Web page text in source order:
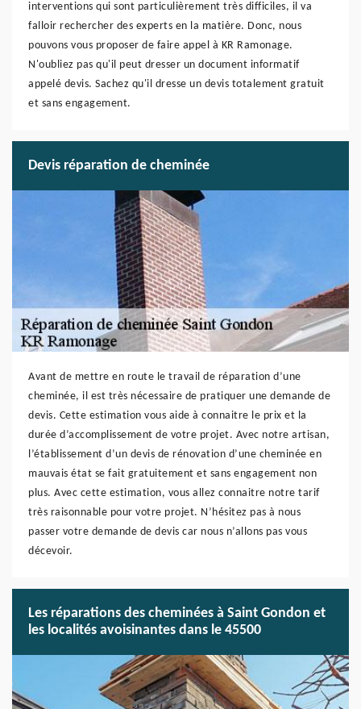
interventions qui sont particulièrement très difficiles, il va
falloir rechercher des experts en la matière. Donc, nous
pouvons vous proposer de faire appel à KR Ramonage.
N'oubliez pas qu'il peut dresser un document informatif
appelé devis. Sachez qu'il dresse un devis totalement gratuit
et sans engagement.
Devis réparation de cheminée
Avant de mettre en route le travail de réparation d’une
cheminée, il est très nécessaire de pratiquer une demande de
devis. Cette estimation vous aide à connaitre le prix et la
durée d’accomplissement de votre projet. Avec notre artisan,
l’établissement d’un devis de rénovation d’une cheminée en
mauvais état se fait gratuitement et sans engagement non
plus. Avec cette estimation, vous allez connaitre notre tarif
très raisonnable pour votre projet. N’hésitez pas à nous
passer votre demande de devis car nous n’allons pas vous
décevoir.
Les réparations des cheminées à Saint Gondon et
les localités avoisinantes dans le 45500